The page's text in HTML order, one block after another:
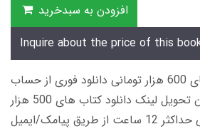
افزودن به سبدخرید
Inquire about the price of this
زمان تحویل کتاب های 600 هزار تومانی دانلود فوری از حساب
کاربری می باشد، و زمان تحویل لینک دانلود کتاب های 500 هزار
از طریق پیامک/ایمیل